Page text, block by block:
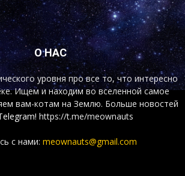
О НАС
уровня про все то, что интересно
Ищем и находим во вселенной самое
вам-котам на Землю. Больше новостей
https://t.me/meownauts
с нами: meownauts@gmail.com